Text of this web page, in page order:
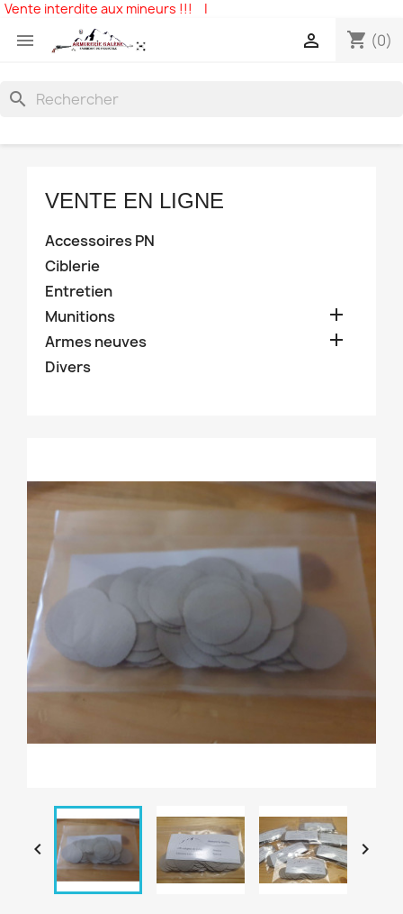
Vente interdite aux mineurs !!! |
 shopping_cart (0)

search
VENTE EN LIGNE
Accessoires PN
Ciblerie
Entretien
Munitions

Armes neuves 
Divers
 